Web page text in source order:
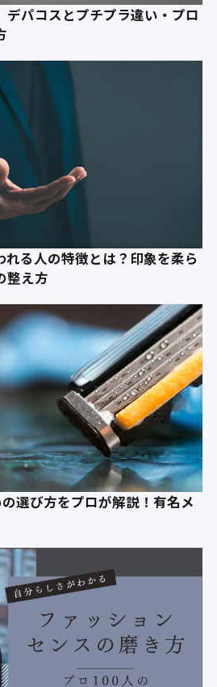
デパコスとプチプラ違い・プロ
る人の特徴とは？印象を柔ら
整え方
選び方をプロが解説！有名メ